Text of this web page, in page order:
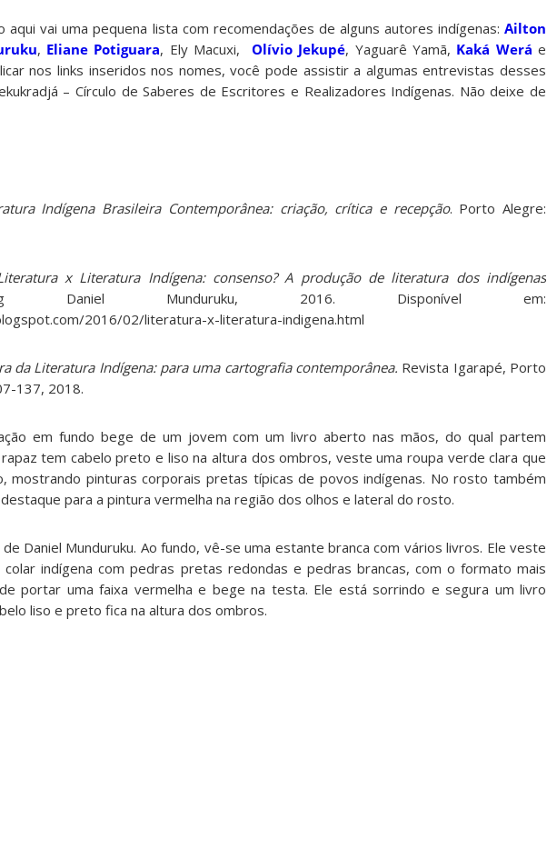
aqui vai uma pequena lista com recomendações de alguns autores indígenas: Ailton
, Eliane Potiguara, Ely Macuxi, Olívio Jekupé, Yaguarê Yamã, Kaká Werá e
nos links inseridos nos nomes, você pode assistir a algumas entrevistas desses
– Círculo de Saberes de Escritores e Realizadores Indígenas. Não deixe de
Indígena Brasileira Contemporânea: criação, crítica e recepção. Porto Alegre:
x Literatura Indígena: consenso? A produção de literatura dos indígenas
Munduruku, 2016. Disponível em:
2016/02/literatura-x-literatura-indigena.html
da Literatura Indígena: para uma cartografia contemporânea. Revista Igarapé, Porto
137, 2018.
em fundo bege de um jovem com um livro aberto nas mãos, do qual partem
tem cabelo preto e liso na altura dos ombros, veste uma roupa verde clara que
mostrando pinturas corporais pretas típicas de povos indígenas. No rosto também
para a pintura vermelha na região dos olhos e lateral do rosto.
Daniel Munduruku. Ao fundo, vê-se uma estante branca com vários livros. Ele veste
colar indígena com pedras pretas redondas e pedras brancas, com o formato mais
portar uma faixa vermelha e bege na testa. Ele está sorrindo e segura um livro
liso e preto fica na altura dos ombros.